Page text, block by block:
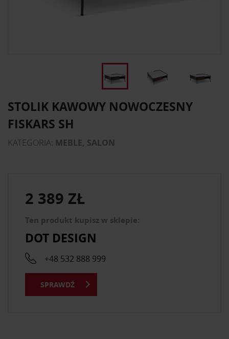
STOLIK KAWOWY NOWOCZESNY
FISKARS SH
KATEGORIA: MEBLE, SALON
2 389 ZŁ
Ten produkt kupisz w sklepie:
DOT DESIGN
+48 532 888 999
SPRAWDŹ